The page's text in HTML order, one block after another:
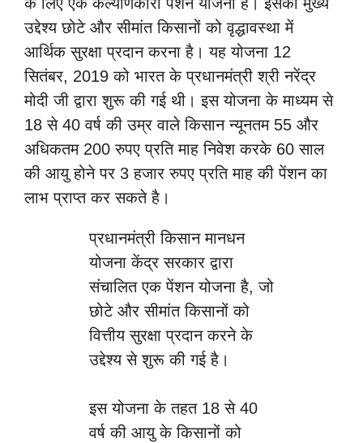
उद्देश्य छोटे और सीमांत किसानों को वृद्धावस्था में
आर्थिक सुरक्षा प्रदान करना है। यह योजना 12
सितंबर, 2019 को भारत के प्रधानमंत्री श्री नरेंद्र
मोदी जी द्वारा शुरू की गई थी। इस योजना के माध्यम से
18 से 40 वर्ष की उम्र वाले किसान न्यूनतम 55 और
अधिकतम 200 रुपए प्रति माह निवेश करके 60 साल
की आयु होने पर 3 हजार रुपए प्रति माह की पेंशन का
लाभ प्राप्त कर सकते है।
प्रधानमंत्री किसान मानधन
योजना केंद्र सरकार द्वारा
संचालित एक पेंशन योजना है, जो
छोटे और सीमांत किसानों को
वित्तीय सुरक्षा प्रदान करने के
उद्देश्य से शुरू की गई है।
इस योजना के तहत 18 से 40
वर्ष की आयु के किसानों को